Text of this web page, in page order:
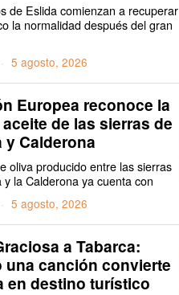
de Eslida comienzan a recuperar
la normalidad después del gran
5 agosto, 2026
Europea reconoce la
aceite de las sierras de
y Calderona
oliva producido entre las sierras
y la Calderona ya cuenta con
5 agosto, 2026
a Tabarca:
una canción convierte
en destino turístico